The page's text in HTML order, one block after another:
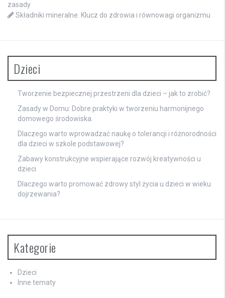
zasady
Składniki mineralne: Klucz do zdrowia i równowagi organizmu
Dzieci
Tworzenie bezpiecznej przestrzeni dla dzieci – jak to zrobić?
Zasady w Domu: Dobre praktyki w tworzeniu harmonijnego
domowego środowiska.
Dlaczego warto wprowadzać naukę o tolerancji i różnorodności
dla dzieci w szkole podstawowej?
Zabawy konstrukcyjne wspierające rozwój kreatywności u
dzieci
Dlaczego warto promować zdrowy styl życia u dzieci w wieku
dojrzewania?
Kategorie
Dzieci
Inne tematy